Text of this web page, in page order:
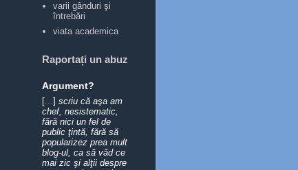
varii gânduri şi
întrebări
viata academica
Raportați un abuz
Argument?
[...] scriu că aşa am
chef, nesistematic,
fără nici un fel de
public ţintă, fără să
popularizez prea mult
blog-ul, ca să văd ce
mai zic şi alţii despre